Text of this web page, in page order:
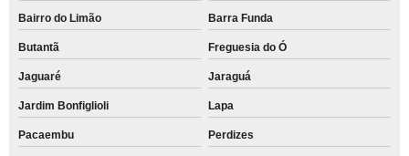
Bairro do Limão Barra Funda
Butantã Freguesia do Ó
Jaguaré Jaraguá
Jardim Bonfiglioli Lapa
Pacaembu Perdizes